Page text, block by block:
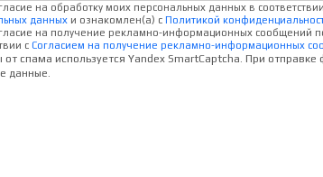
на обработку моих персональных данных в
данных и ознакомлен(а) с Политикой
на получение рекламно-информационных сообщений
с Согласием на получение рекламно-информационных
от спама используется Yandex SmartCaptcha. При
данные.